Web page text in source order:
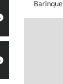
Barinque